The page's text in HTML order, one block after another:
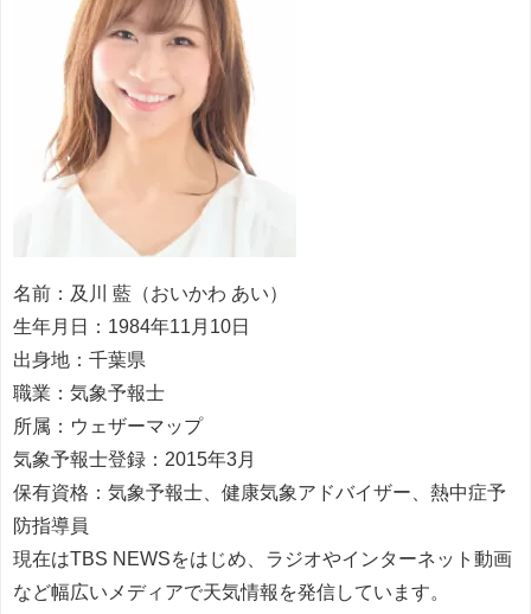
名前：及川 藍（おいかわ あい）
生年月日：1984年11月10日
出身地：千葉県
職業：気象予報士
所属：ウェザーマップ
気象予報士登録：2015年3月
保有資格：気象予報士、健康気象アドバイザー、熱中症予
防指導員
現在はTBS NEWSをはじめ、ラジオやインターネット動画
など幅広いメディアで天気情報を発信しています。